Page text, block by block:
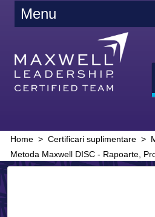
Menu
Home > Certificari suplimentare >
Metoda Maxwell DISC - Rapoarte,